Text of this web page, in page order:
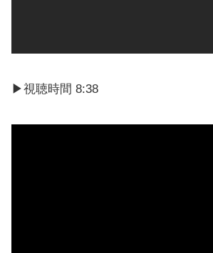
▶視聴時間 8:38